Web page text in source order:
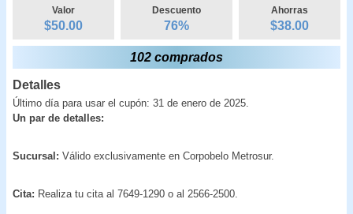
Valor
$50.00
Descuento
76%
Ahorras
$38.00
102 comprados
Detalles
Último día para usar el cupón: 31 de enero de 2025.
Un par de detalles:
Sucursal: Válido exclusivamente en Corpobelo Metrosur.
Cita: Realiza tu cita al 7649-1290 o al 2566-2500.